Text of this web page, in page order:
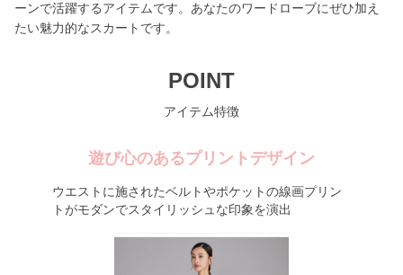
ーンで活躍するアイテムです。あなたのワードローブにぜひ加え
たい魅力的なスカートです。
POINT
アイテム特徴
遊び心のあるプリントデザイン
ウエストに施されたベルトやポケットの線画プリン
トがモダンでスタイリッシュな印象を演出